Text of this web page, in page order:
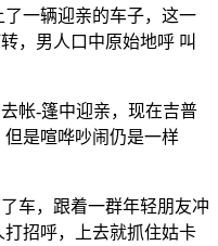
一辆迎亲的车子，这一
，男人口中原始地呼 叫
帐-篷中迎亲，现在吉普
是喧哗吵闹仍是一样
车，跟着一群年轻朋友冲
招呼，上去就抓住姑卡